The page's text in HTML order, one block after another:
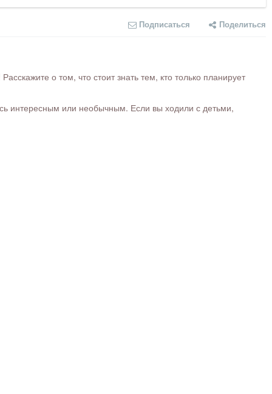
Подписаться Поделиться
о том, что стоит знать тем, кто только планирует
интересным или необычным. Если вы ходили с детьми,